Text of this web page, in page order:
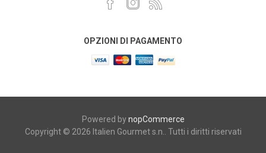
OPZIONI DI PAGAMENTO
Powered bynopCommerce
Copyright © 2026 Italien Gourmet s.n.. Tutti i diritti riservati